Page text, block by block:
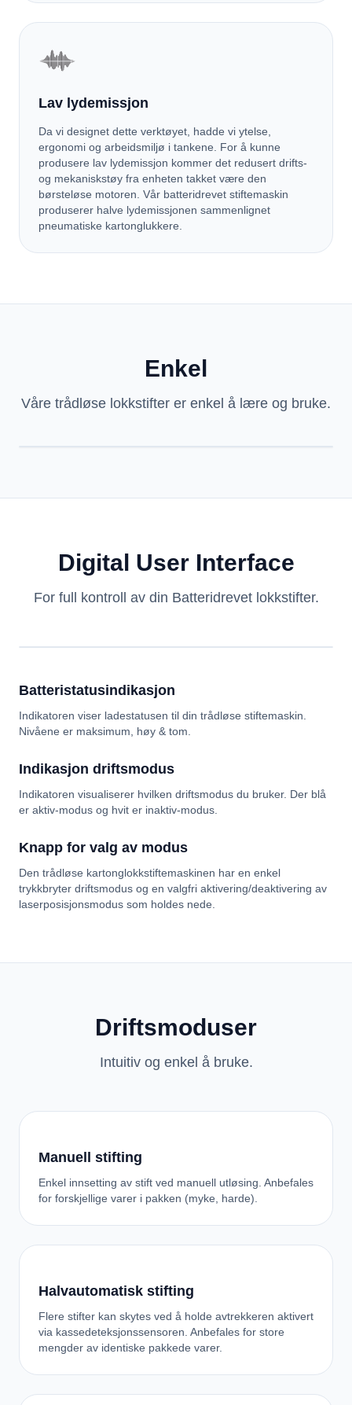
Lav lydemissjon
Da vi designet dette verktøyet, hadde vi ytelse,
ergonomi og arbeidsmiljø i tankene. For å kunne
produsere lav lydemissjon kommer det redusert drifts-
og mekaniskstøy fra enheten takket være den
børsteløse motoren. Vår batteridrevet stiftemaskin
produserer halve lydemissjonen sammenlignet
pneumatiske kartonglukkere.
Enkel
Våre trådløse lokkstifter er enkel å lære og bruke.
Digital User Interface
For full kontroll av din Batteridrevet lokkstifter.
Batteristatusindikasjon
Indikatoren viser ladestatusen til din trådløse stiftemaskin.
Nivåene er maksimum, høy & tom.
Indikasjon driftsmodus
Indikatoren visualiserer hvilken driftsmodus du bruker. Der blå
er aktiv-modus og hvit er inaktiv-modus.
Knapp for valg av modus
Den trådløse kartonglokkstiftemaskinen har en enkel
trykkbryter driftsmodus og en valgfri aktivering/deaktivering av
laserposisjonsmodus som holdes nede.
Driftsmoduser
Intuitiv og enkel å bruke.
Manuell stifting
Enkel innsetting av stift ved manuell utløsing. Anbefales
for forskjellige varer i pakken (myke, harde).
Halvautomatisk stifting
Flere stifter kan skytes ved å holde avtrekkeren aktivert
via kassedeteksjonssensoren. Anbefales for store
mengder av identiske pakkede varer.